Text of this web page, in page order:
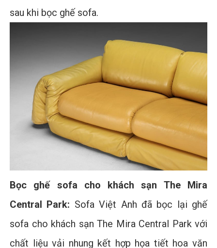
sau khi bọc ghế sofa.
Bọc ghế sofa cho khách sạn The Mira
Central Park: Sofa Việt Anh đã bọc lại ghế
sofa cho khách sạn The Mira Central Park với
chất liệu vải nhung kết hợp họa tiết hoa văn